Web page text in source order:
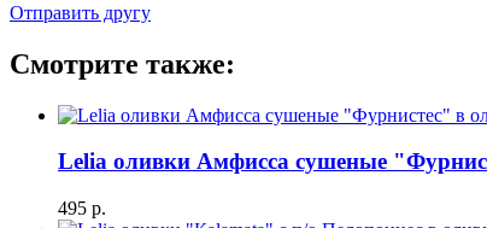
Отправить другу
Смотрите также:
Lelia оливки Амфисса сушеные
495 р.